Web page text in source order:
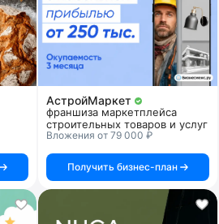
АстройМаркет
франшиза маркетплейса
строительных товаров и услуг
Вложения от 79 000 ₽
Получить бизнес-план